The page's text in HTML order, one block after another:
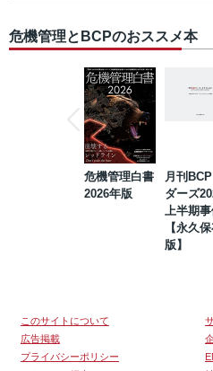
危機管理とBCPのおススメ本
危機管理白書
2026年版
月刊
ダーズ
上半期
【永久
版】
このサイトについて
広告掲載
プライバシーポリシー